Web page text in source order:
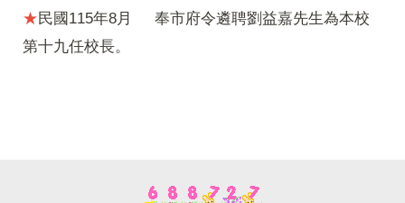
★民國115年8月 奉市府令遴聘劉益嘉先生為本校
第十九任校長。